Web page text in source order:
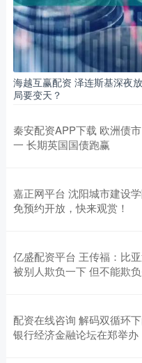
海越互赢配资 泽连斯基深夜
局要变天？
秦安配资APP下载 欧洲债
一 长期英国国债跑赢
嘉正网平台 沈阳城市建设
免预约开放，快来观赏！
亿盛配资平台 王传福：比
被别人欺负一下 但不能欺
配资在线咨询 解码双循环
银行经济金融论坛在郑举办